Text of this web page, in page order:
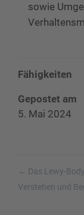
sowie
Fähigkeiten
Gepostet am
5. Mai 2024
← Das Lewy-
Verstehen und